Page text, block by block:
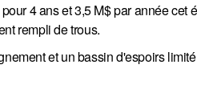
4 ans et 3,5 M$ par année
rempli de trous.
et un bassin d'espoirs